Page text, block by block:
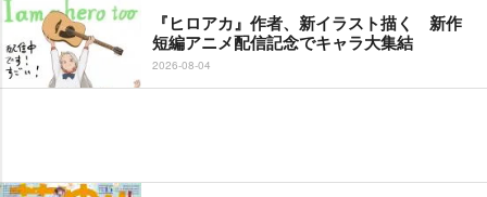
『ヒロアカ』作者、新イラスト描く 新作
短編アニメ配信記念でキャラ大集結
2026-08-04